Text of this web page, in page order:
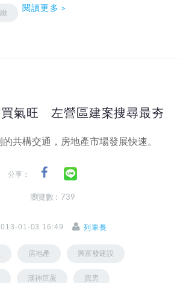
閱讀更多＞
買氣旺 左營區建案搜尋最夯
共構交通，房地產市場發展快速。
分享：
瀏覽數 : 739
01-03 16:49 列車長
房地產 興富發建設
漢神巨蛋 買房